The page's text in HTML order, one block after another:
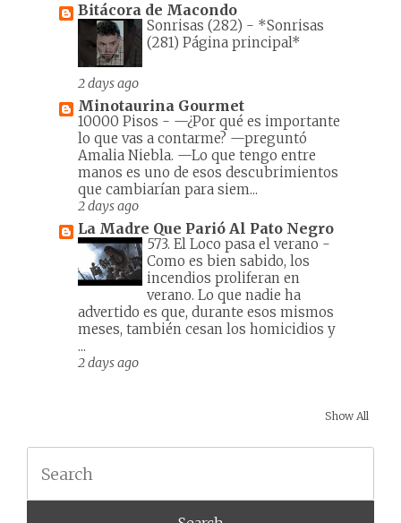
Bitácora de Macondo
Sonrisas (282) - *Sonrisas
(281) Página principal*
2 days ago
Minotaurina Gourmet
10000 Pisos - —¿Por qué es importante
lo que vas a contarme? —preguntó
Amalia Niebla. —Lo que tengo entre
manos es uno de esos descubrimientos
que cambiarían para siem...
2 days ago
La Madre Que Parió Al Pato Negro
573. El Loco pasa el verano -
Como es bien sabido, los
incendios proliferan en
verano. Lo que nadie ha
advertido es que, durante esos mismos
meses, también cesan los homicidios y
...
2 days ago
Show All